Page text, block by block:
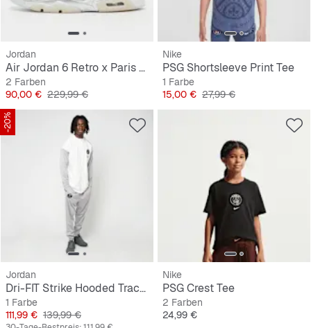
Jordan
Air Jordan 6 Retro x Paris Saint-Germain "Metallic Silver"
2 Farben
Preis
90,00 € Originalpreis
229,99 €
Nike
PSG Shortsleeve Print Tee
1 Farbe
Preis
15,00 € Originalpreis
27,99 €
-20%
Jordan
Dri-FIT Strike Hooded Tracksuit KSE5
1 Farbe
Preis
111,99 € Originalpreis
139,99 €
Nike
PSG Crest Tee
2 Farben
Preis
24,99 €